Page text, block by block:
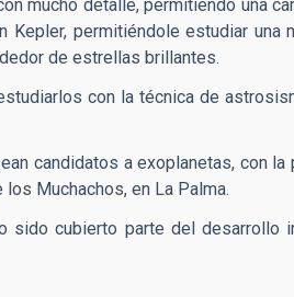
mucho detalle, permitiendo una
permitiéndole estudiar una
de estrellas brillantes.
con la técnica de
candidatos a exoplanetas, con la
Muchachos, en La Palma.
sido cubierto parte del desarrollo